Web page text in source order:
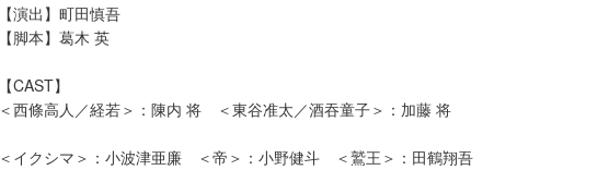
【演出】町田慎吾
【脚本】葛木 英
【CAST】
＜西條高人／経若＞：陳内 将 ＜東谷准太／酒吞童子＞：加藤 将
＜イクシマ＞：小波津亜廉 ＜帝＞：小野健斗 ＜鷲王＞：田鶴翔吾